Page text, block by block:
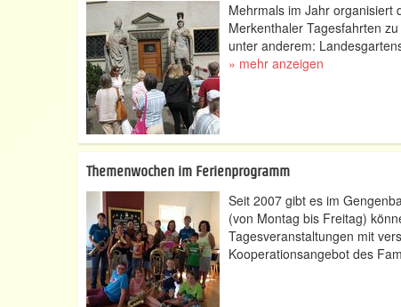
Mehrmals im Jahr organisiert
Merkenthaler Tagesfahrten
unter anderem:
» mehr anzeigen
Themenwochen im Ferienprogramm
Seit 2007 gibt es im
(von Montag bis Freitag)
Tagesveranstaltungen mit
Kooperationsangebot des